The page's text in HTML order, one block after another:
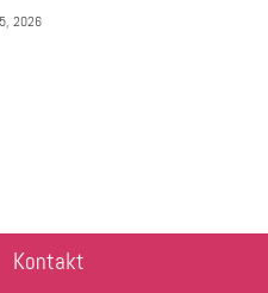
2026
Kontakt